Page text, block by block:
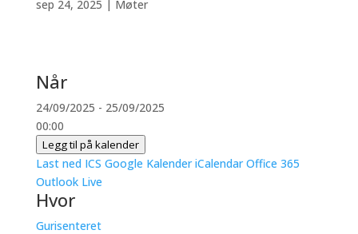
sep 24, 2025 | Møter
Når
24/09/2025 - 25/09/2025
00:00
Legg til på kalender
Last ned ICS Google Kalender iCalendar Office 365
Outlook Live
Hvor
Gurisenteret